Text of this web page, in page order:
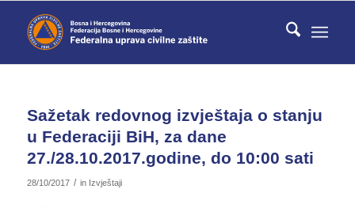
Sažetak redovnog izvještaja o stanju
u Federaciji BiH, za dane
27./28.10.2017.godine, do 10:00 sati
28/10/2017 / in Izvještaji